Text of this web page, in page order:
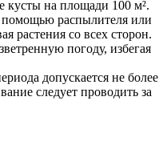
кусты на площади 100 м².
помощью распылителя или
растения со всех сторон.
погоду, избегая
допускается не более
следует проводить за